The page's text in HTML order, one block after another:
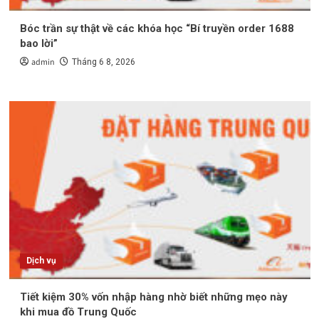
Bóc trần sự thật về các khóa học “Bí truyền order 1688
bao lời”
admin Tháng 6 8, 2026
Dịch vụ
Tiết kiệm 30% vốn nhập hàng nhờ biết những mẹo này
khi mua đồ Trung Quốc